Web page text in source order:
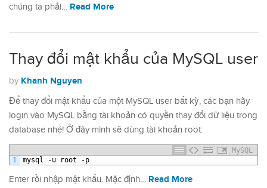
chúng ta phải… Read More
Thay đổi mật khẩu của MySQL user
by Khanh Nguyen
Để thay đổi mật khẩu của một MySQL user bất kỳ, các bạn hãy
login vào MySQL bằng tài khoản có quyền thay đổi dữ liệu trong
database nhé! Ở đây mình sẽ dùng tài khoản root:
MySQL
1
mysql -u root -p
Enter rồi nhập mật khẩu. Mặc định… Read More